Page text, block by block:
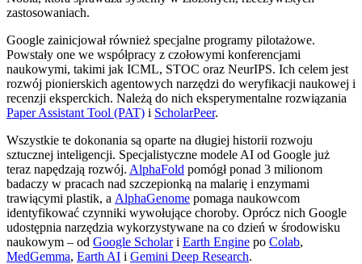
zastosowaniach.
Google zainicjował również specjalne programy pilotażowe.
Powstały one we współpracy z czołowymi konferencjami
naukowymi, takimi jak ICML, STOC oraz NeurIPS. Ich celem jest
rozwój pionierskich agentowych narzędzi do weryfikacji naukowej i
recenzji eksperckich. Należą do nich eksperymentalne rozwiązania
Paper Assistant Tool (PAT) i ScholarPeer.
Wszystkie te dokonania są oparte na długiej historii rozwoju
sztucznej inteligencji. Specjalistyczne modele AI od Google już
teraz napędzają rozwój. AlphaFold pomógł ponad 3 milionom
badaczy w pracach nad szczepionką na malarię i enzymami
trawiącymi plastik, a AlphaGenome pomaga naukowcom
identyfikować czynniki wywołujące choroby. Oprócz nich Google
udostępnia narzędzia wykorzystywane na co dzień w środowisku
naukowym – od Google Scholari Earth Engine po Colab,
MedGemma, Earth AI i Gemini Deep Research.